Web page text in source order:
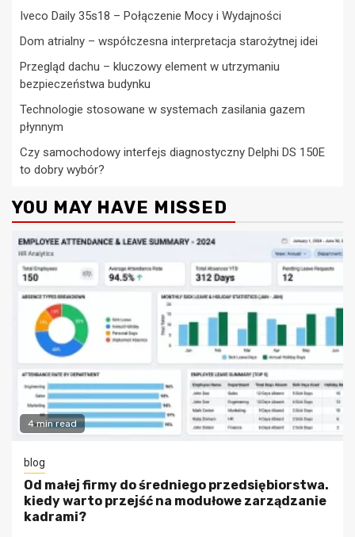
Iveco Daily 35s18 – Połączenie Mocy i Wydajności
Dom atrialny – współczesna interpretacja starożytnej idei
Przegląd dachu – kluczowy element w utrzymaniu
bezpieczeństwa budynku
Technologie stosowane w systemach zasilania gazem
płynnym
Czy samochodowy interfejs diagnostyczny Delphi DS 150E
to dobry wybór?
YOU MAY HAVE MISSED
4 min read
blog
Od małej firmy do średniego przedsiębiorstwa.
kiedy warto przejść na modułowe zarządzanie
kadrami?